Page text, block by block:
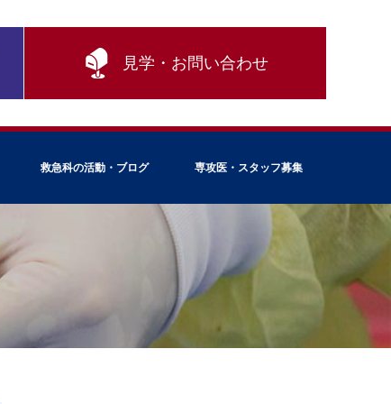
見学・お問い合わせ
救急科の活動・ブログ 専攻医・スタッフ募集